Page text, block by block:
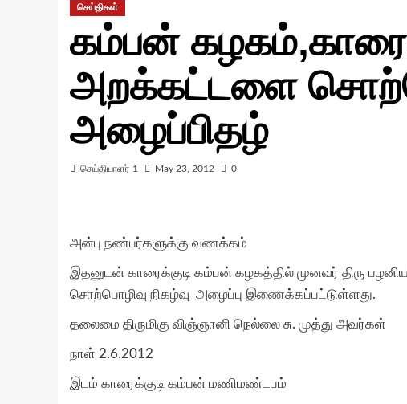
செய்திகள்
கம்பன்
அறக்கட்டளை
அழைப்பிதழ்
செய்தியாளர்-1 May 23, 2012 0
அன்பு நண்பர்களுக்கு வணக்கம்
இதனுடன் காரைக்குடி கம்பன் கழகத்தில் முனவர் திரு
சொற்பொழிவு நிகழ்வு அழைப்பு இணைக்கப்பட்டுள்ளது.
தலைமை திருமிகு விஞ்ஞானி நெல்லை சு. முத்து அவர்கள்
நாள் 2.6.2012
இடம் காரைக்குடி கம்பன் மணிமண்டபம்